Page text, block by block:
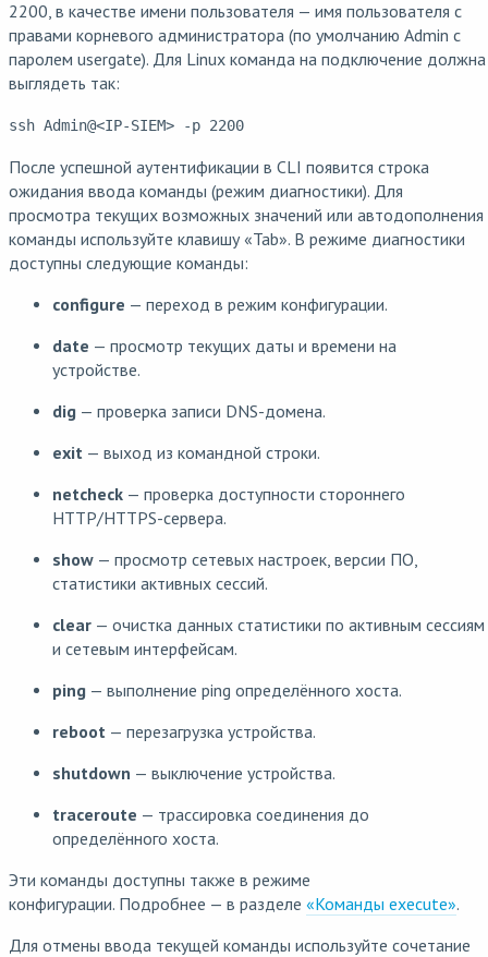
2200, в качестве имени пользователя — имя пользователя с
правами корневого администратора (по умолчанию Admin с
паролем usergate). Для Linux команда на подключение должна
выглядеть так:
ssh Admin@<IP-SIEM> -p 2200
После успешной аутентификации в CLI появится строка
ожидания ввода команды (режим диагностики). Для
просмотра текущих возможных значений или автодополнения
команды используйте клавишу «Tab». В режиме диагностики
доступны следующие команды:
configure — переход в режим конфигурации.
date — просмотр текущих даты и времени на
устройстве.
dig — проверка записи DNS-домена.
exit — выход из командной строки.
netcheck — проверка доступности стороннего
HTTP/HTTPS-сервера.
show — просмотр сетевых настроек, версии ПО,
статистики активных сессий.
clear — очистка данных статистики по активным сессиям
и сетевым интерфейсам.
ping — выполнение ping определённого хоста.
reboot — перезагрузка устройства.
shutdown — выключение устройства.
traceroute — трассировка соединения до
определённого хоста.
Эти команды доступны также в режиме
конфигурации. Подробнее — в разделе «Команды execute».
Для отмены ввода текущей команды используйте сочетание